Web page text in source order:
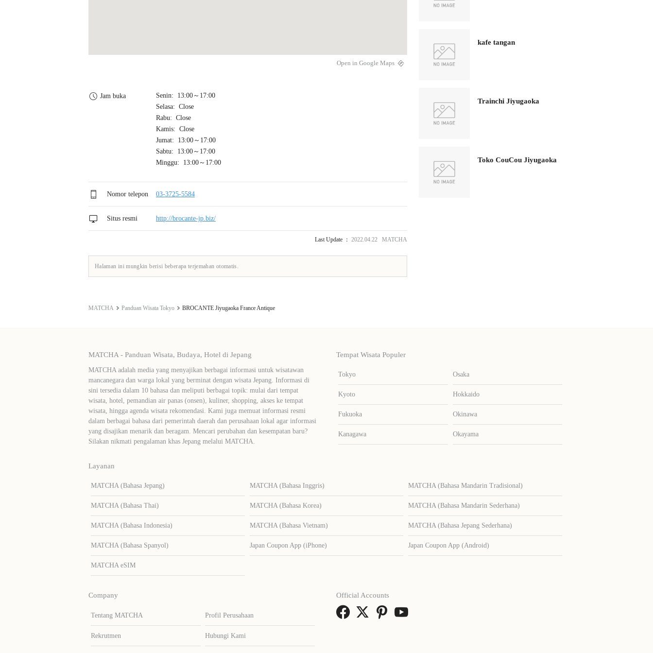
Open in Google Maps
Jam buka
Senin: 13:00～17:00
Selasa: Close
Rabu: Close
Kamis: Close
Jumat: 13:00～17:00
Sabtu: 13:00～17:00
Minggu: 13:00～17:00
Nomor telepon 03-3725-5584
Situs resmi http://brocante-jp.biz/
Last Update ： 2022.04.22 MATCHA
Halaman ini mungkin berisi beberapa terjemahan otomatis.
kafe tangan
Trainchi Jiyugaoka
Toko CouCou Jiyugaoka
MATCHA Panduan Wisata Tokyo BROCANTE Jiyugaoka France Antique
MATCHA - Panduan Wisata, Budaya, Hotel di Jepang
MATCHA adalah media yang menyajikan berbagai informasi untuk wisatawan
mancanegara dan warga lokal yang berminat dengan wisata Jepang. Informasi di
sini tersedia dalam 10 bahasa dan meliputi berbagai topik: mulai dari tempat
wisata, hotel, pemandian air panas (onsen), kuliner, shopping, akses ke tempat
wisata, hingga agenda wisata rekomendasi. Kami juga memuat informasi resmi
dalam berbagai bahasa dari pemerintah daerah dan perusahaan lokal agar informasi
yang disajikan menarik dan beragam. Mencari perubahan dan kesempatan baru?
Silakan nikmati pengalaman khas Jepang melalui MATCHA.
Tempat Wisata Populer
Tokyo Osaka
Kyoto Hokkaido
Fukuoka Okinawa
Kanagawa Okayama
Layanan
MATCHA (Bahasa Jepang) MATCHA (Bahasa Inggris) MATCHA (Bahasa Mandarin Tradisional)
MATCHA (Bahasa Thai) MATCHA (Bahasa Korea) MATCHA (Bahasa Mandarin Sederhana)
MATCHA (Bahasa Indonesia) MATCHA (Bahasa Vietnam) MATCHA (Bahasa Jepang Sederhana)
MATCHA (Bahasa Spanyol) Japan Coupon App (iPhone) Japan Coupon App (Android)
MATCHA eSIM
Company
Tentang MATCHA Profil Perusahaan
Rekrutmen Hubungi Kami
Official Accounts